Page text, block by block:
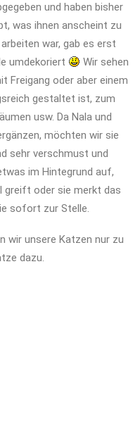
und haben bisher
was ihnen anscheint zu
war, gab es erst
umdekoriert
Wir sehen
Freigang oder aber einem
gestaltet ist, zum
usw. Da Nala und
möchten wir sie
sehr verschmust und
im Hintegrund auf,
greift oder sie merkt das
sofort zur Stelle.
wir unsere Katzen nur zu
dazu.